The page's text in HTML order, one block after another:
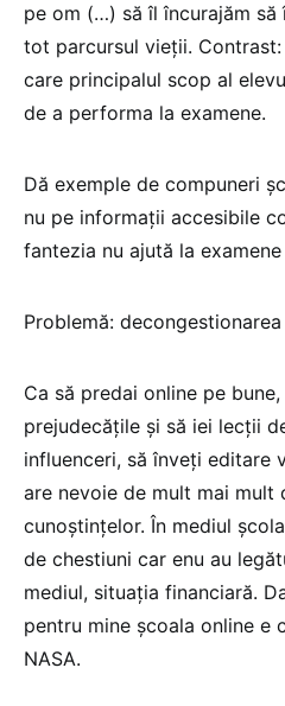
pe om (…) să îl încurajăm
tot parcursul vieții.
care principalul scop al
de a performa la examene.
Dă exemple de compuneri
nu pe informații accesibile
fantezia nu ajută la examene
Problemă:
Ca să predai online pe
prejudecățile și să iei lecții
influenceri, să înveți editare
are nevoie de mult mai mult
cunoștințelor. În mediul
de chestiuni car enu au
mediul, situația financiară.
pentru mine școala online e
NASA.